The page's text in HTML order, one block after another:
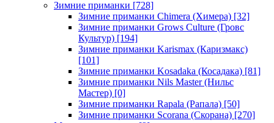
Зимние приманки [728]
Зимние приманки Chimera (Химера) [32]
Зимние приманки Grows Culture (Гровс
Культур) [194]
Зимние приманки Karismax (Каризмакс)
[101]
Зимние приманки Kosadaka (Косадака) [81]
Зимние приманки Nils Master (Нильс
Мастер) [0]
Зимние приманки Rapala (Рапала) [50]
Зимние приманки Scorana (Скорана) [270]